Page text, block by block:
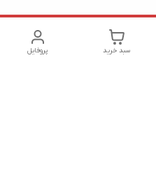
پروفایل سبد خرید